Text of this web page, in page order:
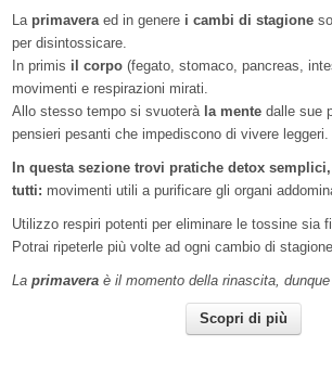
La primavera ed in genere i cambi di stagione
per disintossicare.
In primis il corpo (fegato, stomaco, pancreas,
movimenti e respirazioni mirati.
Allo stesso tempo si svuoterà la mente dalle sue
pensieri pesanti che impediscono di vivere leggeri.
In questa sezione trovi pratiche detox
tutti: movimenti utili a purificare gli organi
Utilizzo respiri potenti per eliminare le tossine sia
Potrai ripeterle più volte ad ogni cambio di stagione.
La primavera è il momento della rinascita,
Scopri di più